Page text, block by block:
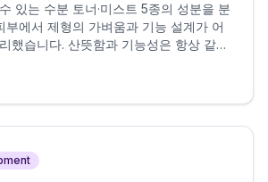
있는 수분 토너·미스트 5종의 성분을 분
부에서 제형의 가벼움과 기능 설계가 어
했습니다. 산뜻함과 기능성은 항상 같은